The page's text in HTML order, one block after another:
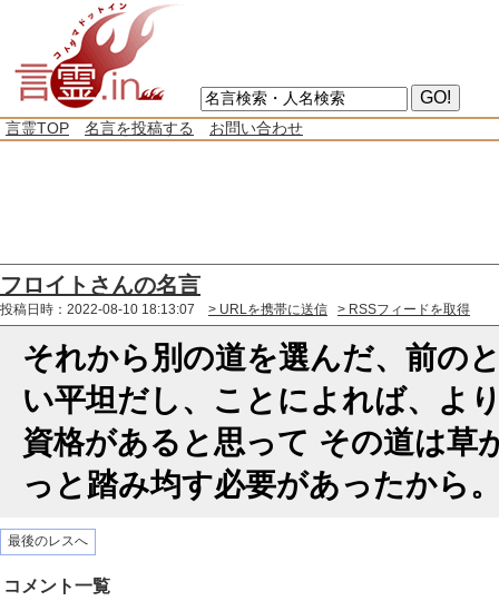
言霊TOP 名言を投稿する お問い合わせ
フロイトさんの名言
投稿日時：2022-08-10 18:13:07 > URLを携帯に送信 > RSSフィードを取得
それから別の道を選んだ、前の
い平坦だし、ことによれば、よ
資格があると思って その道は草
っと踏み均す必要があったから
最後のレスへ
コメント一覧